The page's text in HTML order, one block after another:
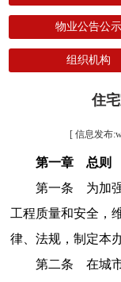
物业公告公示
组织机构
住
[ 信息发布
第一章 总则
第一条 为加强
工程质量和安全，
律、法规，制定本
第二条 在城市